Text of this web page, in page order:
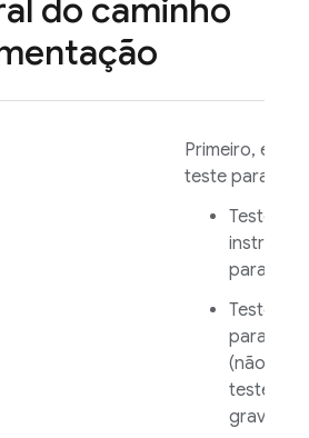
do caminho
Primeiro,
teste para
Teste de
para
Teste
para
(não
teste
gravado)